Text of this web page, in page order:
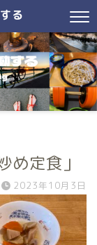
る
め定食」
2023年10月3日